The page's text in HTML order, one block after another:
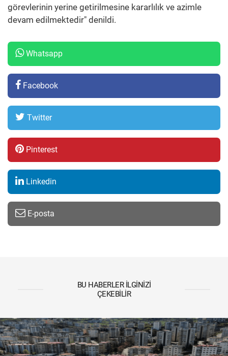
görevlerinin yerine getirilmesine kararlılık ve azimle
devam edilmektedir" denildi.
Whatsapp
Facebook
Twitter
Pinterest
Linkedin
E-posta
BU HABERLER İLGINIZI
ÇEKEBILIR